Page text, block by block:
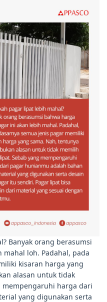
Banyak orang berasumsi
loh. Padahal, pada
kisaran harga yang
alasan untuk tidak
harga dari
yang digunakan serta